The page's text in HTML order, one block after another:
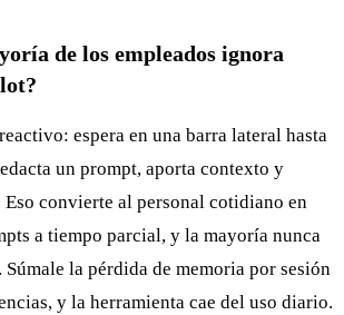
de los empleados ignora
espera en una barra lateral hasta
un prompt, aporta contexto y
convierte al personal cotidiano en
a tiempo parcial, y la mayoría nunca
Súmale la pérdida de memoria por sesión
y la herramienta cae del uso diario.